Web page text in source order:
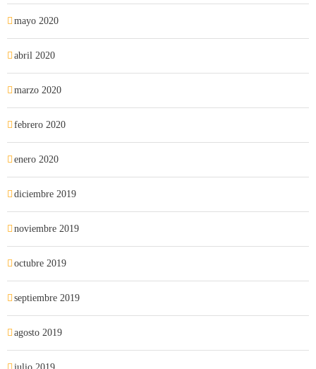
mayo 2020
abril 2020
marzo 2020
febrero 2020
enero 2020
diciembre 2019
noviembre 2019
octubre 2019
septiembre 2019
agosto 2019